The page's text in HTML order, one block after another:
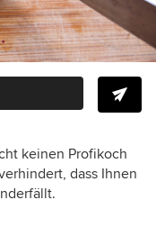
keinen Profikoch
dass Ihnen